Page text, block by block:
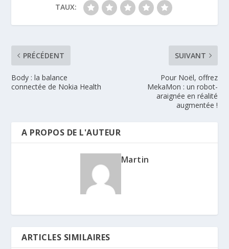
TAUX:
PRÉCÉDENT
Body : la balance
connectée de Nokia Health
SUIVANT
Pour Noël, offrez
MekaMon : un robot-
araignée en réalité
augmentée !
A PROPOS DE L'AUTEUR
Martin
ARTICLES SIMILAIRES